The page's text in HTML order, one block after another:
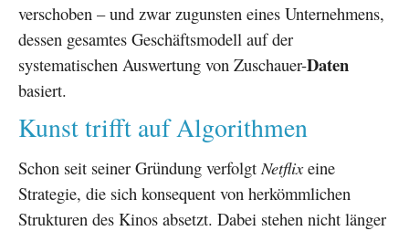
verschoben – und zwar zugunsten eines Unternehmens,
dessen gesamtes Geschäftsmodell auf der
systematischen Auswertung von Zuschauer-Daten
basiert.
Kunst trifft auf Algorithmen
Schon seit seiner Gründung verfolgt Netflixeine
Strategie, die sich konsequent von herkömmlichen
Strukturen des Kinos absetzt. Dabei stehen nicht länger